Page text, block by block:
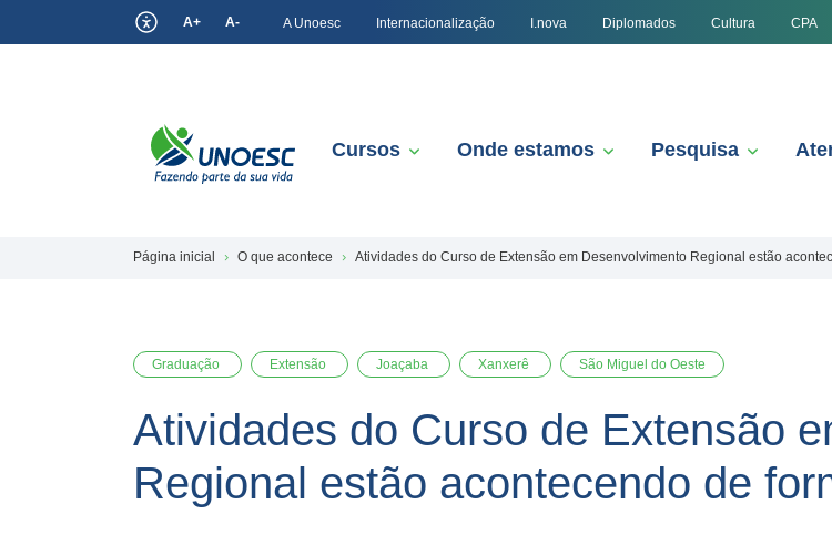
A+ A- A Unoesc Internacionalização I.nova Diplomados Cultura CPA
Cursos Onde estamos Pesquisa
Página inicial O que acontece Atividades do Curso de Extensão em Desenvolvimento Regional estão
Graduação Extensão Joaçaba Xanxerê São Miguel do Oeste
Atividades do Curso de Extensão
Regional estão acontecendo de